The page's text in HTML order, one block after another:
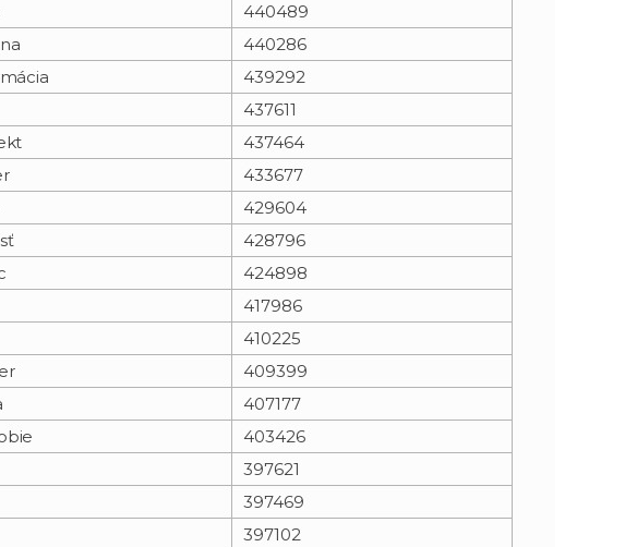
440489
440286
439292
437611
437464
433677
429604
428796
424898
417986
410225
409399
407177
403426
397621
397469
397102